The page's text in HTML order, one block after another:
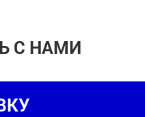
С НАМИ